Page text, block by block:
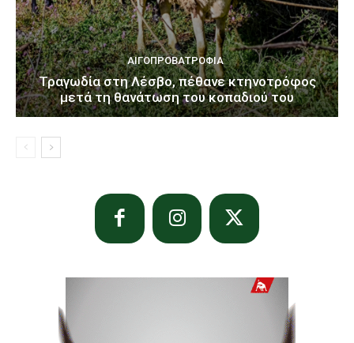
ΑΙΓΟΠΡΟΒΑΤΡΟΦΊΑ
Τραγωδία στη Λέσβο, πέθανε κτηνοτρόφος
μετά τη θανάτωση του κοπαδιού του